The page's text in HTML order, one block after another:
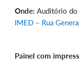
Onde: Auditório do
IMED – Rua
Painel com